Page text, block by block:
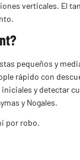
verticales. El
pequeños y
rápido con
y detectar
y Nogales.
por robo.